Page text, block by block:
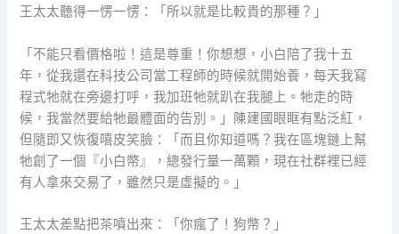
王太太聽得一愣一愣：「所以就是比較貴的那種？」
「不能只看價格啦！這是尊重！你想想，小白陪了我十五
年，從我還在科技公司當工程師的時候就開始養，每天我寫
程式牠就在旁邊打呼，我加班牠就趴在我腿上。牠走的時
候，我當然要給牠最體面的告別。」陳建國眼眶有點泛紅，
但隨即又恢復嘻皮笑臉：「而且你知道嗎？我在區塊鏈上幫
牠創了一個『小白幣』，總發行量一萬顆，現在社群裡已經
有人拿來交易了，雖然只是虛擬的。」
王太太差點把茶噴出來：「你瘋了！狗幣？」